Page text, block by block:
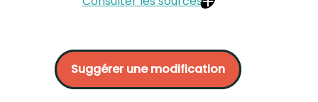
https://www.iso.org/obp/ui/fr/#iso:std:iso:8624:ed-
4:v1:fr:term:3.1.1 (Consulté le 2023-11-18)
Hanssens, J.-M.(2010). Petit guide d'optique
Suggérer une modification